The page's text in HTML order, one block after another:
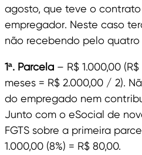
agosto, que teve o
empregador. Neste caso
não recebendo pelo quatro
1ª. Parcela – R$ 1.000,00
meses = R$ 2.000,00 / 2).
do empregado nem
Junto com o eSocial de
FGTS sobre a primeira
1.000,00 (8%) = R$ 80,00.